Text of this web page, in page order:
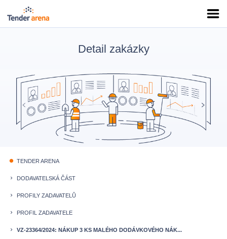
Detail zakázky
fiber_manual_record TENDER ARENA
keyboard_arrow_right DODAVATELSKÁ ČÁST
keyboard_arrow_right PROFILY ZADAVATELŮ
keyboard_arrow_right PROFIL ZADAVATELE
keyboard_arrow_right VZ-23364/2024: NÁKUP 3 KS MALÉHO DODÁVKOVÉHO NÁK...